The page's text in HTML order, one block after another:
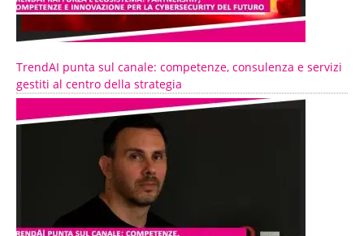
TrendAI punta sul canale: competenze, consulenza e servizi
gestiti al centro della strategia